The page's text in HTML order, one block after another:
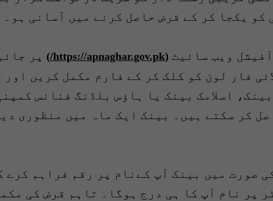
کو یکجا کر کے قرض حاصل کرنے میں آسانی ہو۔
ویب سائیٹ (
https://apnaghar.gov.pk/
) پر
فار لون کو کلک کر کے فارم مکمل کریں اور
اسلامک بینک یا ہاؤس بلڈنگ فنانس
کر سکتے ہیں۔ بینک ایک ماہ میں منظوری
صورت میں بینک آپ کےنام پر رقم فراہم کرے
پر نام آپ کا ہی درج ہوگا۔ تاہم قرض کی